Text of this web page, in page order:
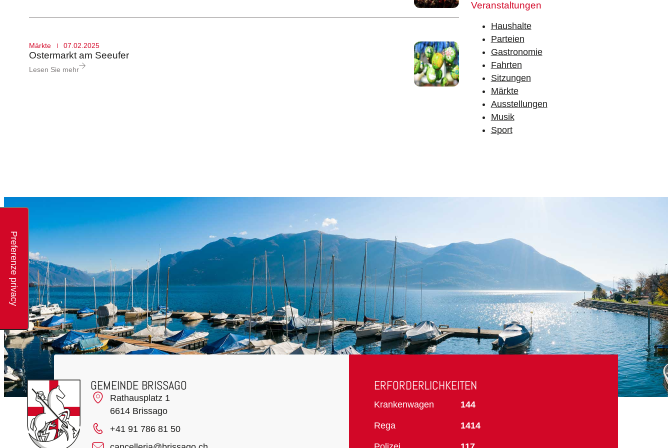
Reservation von Säle und
Reservation von Säle und
Polizei Städtische Häfen
Reservation von Säle und
Dienstleistungen
Essen in Brisag Tennisplatz
Märkte 07.02.2025
Ostermarkt am Seeufer
Lesen Sie mehr
Veranstaltungen
Haushalte
Parteien
Gastronomie
Fahrten
Sitzungen
Märkte
Ausstellungen
Musik
Sport
GEMEINDE BRISSAGO
Rathausplatz 1
6614 Brissago
+41 91 786 81 50
ERFORDERLICHKEITEN
Krankenwagen 144
Rega 1414